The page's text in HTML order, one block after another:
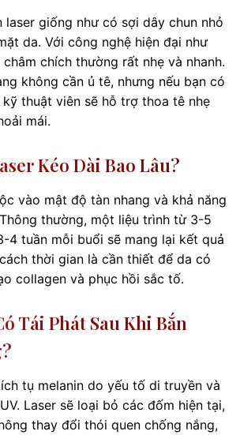
laser giống như có sợi dây chun nhỏ
da. Với công nghệ hiện đại như
chích thường rất nhẹ và nhanh.
không cần ủ tê, nhưng nếu bạn có
kỹ thuật viên sẽ hỗ trợ thoa tê nhẹ
mái.
Kéo Dài Bao Lâu?
vào mật độ tàn nhang và khả năng
thường, một liệu trình từ 3-5
4 tuần mỗi buổi sẽ mang lại kết quả
thời gian là cần thiết để da có
collagen và phục hồi sắc tố.
Tái Phát Sau Khi Bắn
tụ melanin do yếu tố di truyền và
Laser sẽ loại bỏ các đốm hiện tại,
thay đổi thói quen chống nắng,